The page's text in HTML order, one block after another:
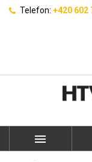
Telefon: +420 602
